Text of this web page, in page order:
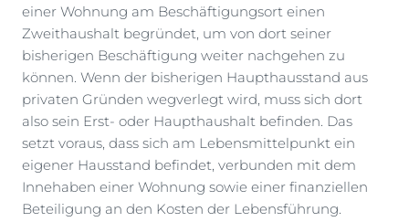
einer Wohnung am Beschäftigungsort einen
Zweithaushalt begründet, um von dort seiner
bisherigen Beschäftigung weiter nachgehen zu
können. Wenn der bisherigen Haupthausstand aus
privaten Gründen wegverlegt wird, muss sich dort
also sein Erst- oder Haupthaushalt befinden. Das
setzt voraus, dass sich am Lebensmittelpunkt ein
eigener Hausstand befindet, verbunden mit dem
Innehaben einer Wohnung sowie einer finanziellen
Beteiligung an den Kosten der Lebensführung.